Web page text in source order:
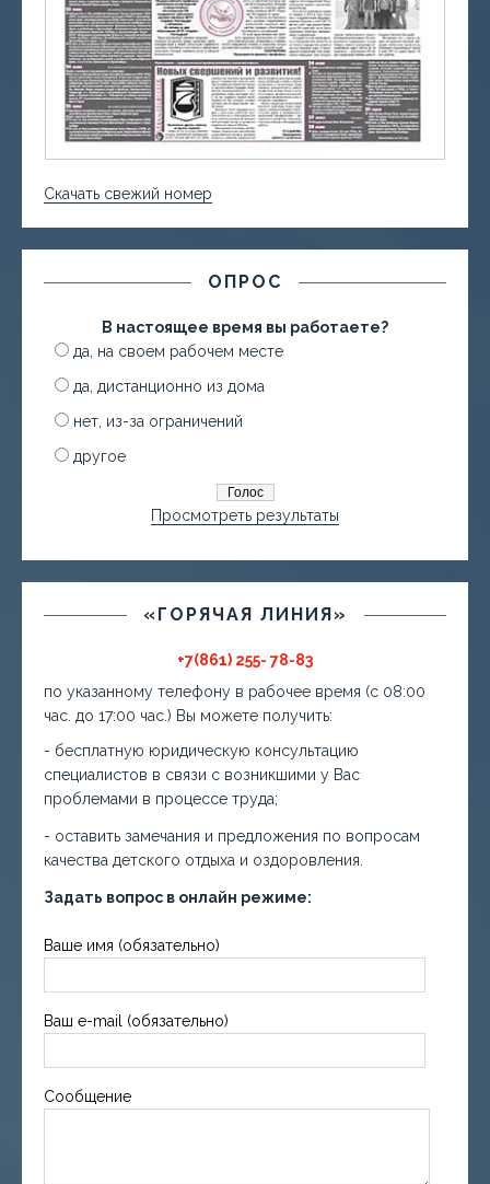
Скачать свежий номер
ОПРОС
В настоящее время вы работаете?
да, на своем рабочем месте
да, дистанционно из дома
нет, из-за ограничений
другое
Просмотреть результаты
«ГОРЯЧАЯ ЛИНИЯ»
+7(861) 255- 78-83
по указанному телефону в рабочее время (с 08:00
час. до 17:00 час.) Вы можете получить:
- бесплатную юридическую консультацию
специалистов в связи с возникшими у Вас
проблемами в процессе труда;
- оставить замечания и предложения по вопросам
качества детского отдыха и оздоровления.
Задать вопрос в онлайн режиме:
Ваше имя (обязательно)
Ваш e-mail (обязательно)
Сообщение